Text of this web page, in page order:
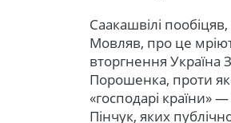
Саакашвілі
Мовляв, про це
вторгнення Україна
Порошенка, проти
«господарі країни»
Пінчук, яких